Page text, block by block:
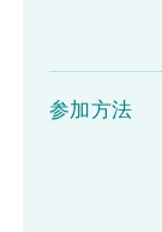
参加方法